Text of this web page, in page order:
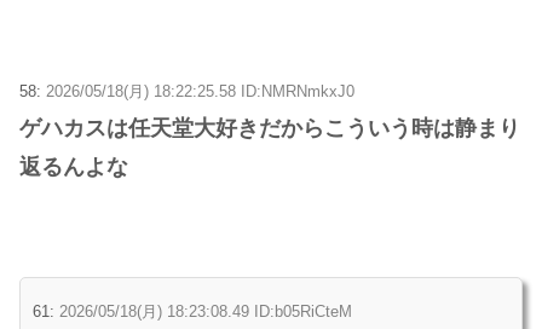
58: 2026/05/18(月) 18:22:25.58 ID:NMRNmkxJ0
ゲハカスは任天堂大好きだからこういう時は静まり
返るんよな
61: 2026/05/18(月) 18:23:08.49 ID:b05RiCteM